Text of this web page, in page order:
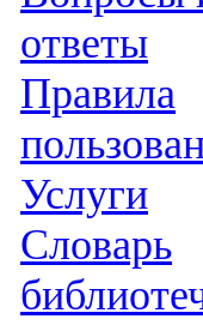
ответы
Правила
Услуги
Словарь